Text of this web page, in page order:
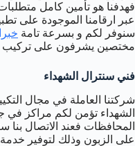
فهدفنا هو تأمين كامل
عبر ارقامنا الموجودة على
سنوفر لكم و بسرعة تامة
مختصين يشرفون على تركيب
فني سنترال الشهداء
شركتنا العاملة في مجال
الشهداء تؤمن لكم مراكز في
المحافظات فعند الاتصال
على الزبون وذلك لتوفير